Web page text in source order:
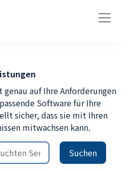
auf Ihre Anforderungen
Software für Ihre
sicher, dass sie mit Ihren
mitwachsen kann.
Suchen